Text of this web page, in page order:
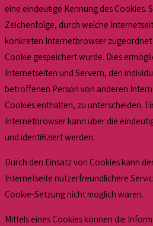
eine eindeutige Kennung des Cookies.
Zeichenfolge, durch welche
konkreten Internetbrowser zugeordnet
Cookie gespeichert wurde. Dies
Internetseiten und Servern, den
betroffenen Person von anderen
Cookies enthalten, zu unterscheiden.
Internetbrowser kann über die
und identifiziert werden.
Durch den Einsatz von Cookies kann
Internetseite nutzerfreundlichere
Cookie-Setzung nicht möglich wären.
Mittels eines Cookies können die